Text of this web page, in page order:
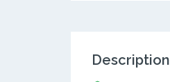
Description